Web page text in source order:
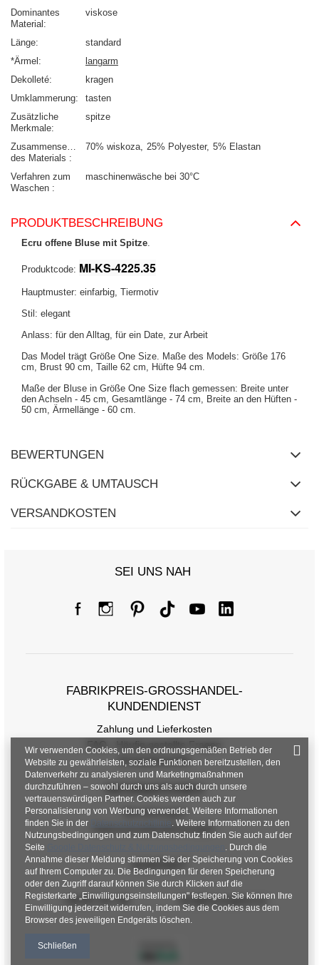
Dominantes
Material
viskose
Länge
standard
*Ärmel
langarm
Dekolleté
kragen
Umklammerung
tasten
Zusätzliche
Merkmale
spitze
Zusammensetzung
des Materials
70% wiskoza 25% Polyester 5% Elastan
Verfahren zum
Waschen
maschinenwäsche bei 30°C
PRODUKTBESCHREIBUNG
Ecru offene Bluse mit Spitze
Produktcode: MI-KS-4225.35
Hauptmuster: einfarbig, Tiermotiv
Stil: elegant
Anlass: für den Alltag, für ein Date, zur Arbeit
Das Model trägt Größe One Size. Maße des Models: Größe 176
cm, Brust 90 cm, Taille 62 cm, Hüfte 94 cm
Maße der Bluse in Größe One Size flach gemessen: Breite unter
den Achseln - 45 cm, Gesamtlänge - 74 cm, Breite an den Hüften -
50 cm, Ärmellänge - 60 cm.
BEWERTUNGEN
RÜCKGABE & UMTAUSCH
VERSANDKOSTEN
SEI UNS NAH
FABRIKPREIS-GROSSHANDEL-K
UNDENDIENST
Zahlung und Lieferkosten
FAQ - Häufig gestellte Fragen
Rückgabepolitik
INFORMATIONEN
Verordnungen
Datenschutzbestimmungen
KONTAKT
+48 601 547 740 hurt@factoryprice.eu
Wir verwenden Cookies, um den ordnungsgemäßen Betrieb der
Website zu gewährleisten, soziale Funktionen bereitzustellen, den
Datenverkehr zu analysieren und Marketingmaßnahmen
durchzuführen – sowohl durch uns als auch durch unsere
vertrauenswürdigen Partner. Cookies werden auch zur
Personalisierung von Werbung verwendet. Weitere Informationen
finden Sie in der
Datenschutzrichtlinie. Weitere Informationen zu den
Nutzungsbedingungen und zum Datenschutz finden Sie auch auf der
Seite
. Durch die
Annahme dieser Meldung stimmen Sie der Speicherung von Cookies
auf Ihrem Computer zu. Die Bedingungen für deren Speicherung
oder den Zugriff darauf können Sie durch Klicken auf die
Registerkarte „Einwilligungseinstellungen" festlegen. Sie können Ihre
Einwilligung jederzeit widerrufen, indem Sie die Cookies aus dem
Browser des jeweiligen Endgeräts löschen.
Schließen